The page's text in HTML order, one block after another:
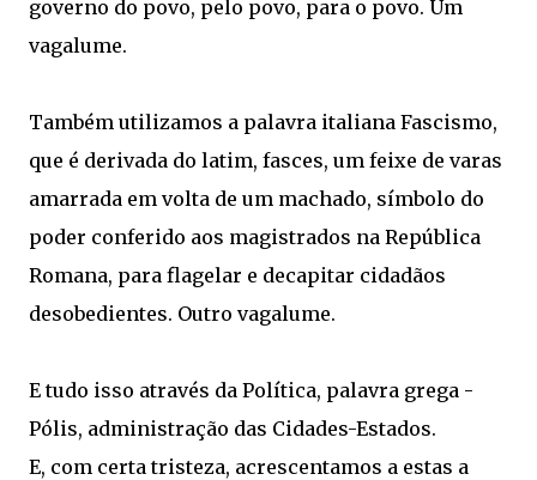
governo do povo, pelo povo, para o povo. Um
vagalume.
Também utilizamos a palavra italiana Fascismo,
que é derivada do latim, fasces, um feixe de varas
amarrada em volta de um machado, símbolo do
poder conferido aos magistrados na República
Romana, para flagelar e decapitar cidadãos
desobedientes. Outro vagalume.
E tudo isso através da Política, palavra grega -
Pólis, administração das Cidades-Estados.
E, com certa tristeza, acrescentamos a estas a